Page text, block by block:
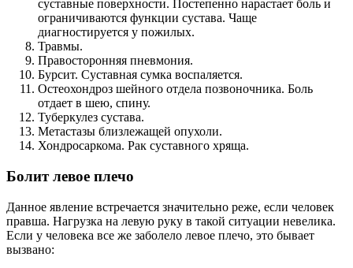
суставные поверхности. Постепенно нарастает боль и
ограничиваются функции сустава. Чаще
диагностируется у пожилых.
Травмы.
Правосторонняя пневмония.
Бурсит. Суставная сумка воспаляется.
Остеохондроз шейного отдела позвоночника. Боль
отдает в шею, спину.
Туберкулез сустава.
Метастазы близлежащей опухоли.
Хондросаркома. Рак суставного хряща.
Болит левое плечо
Данное явление встречается значительно реже, если человек
правша. Нагрузка на левую руку в такой ситуации невелика.
Если у человека все же заболело левое плечо, это бывает
вызвано: